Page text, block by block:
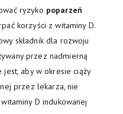
ryzyko poparzeń
korzyści z witaminy D.
składnik dla rozwoju
przez nadmierną
jest, aby w okresie ciąży
przez lekarza, nie
D indukowanej